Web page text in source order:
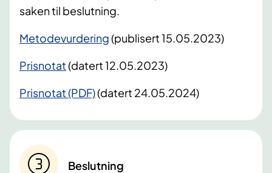
saken til beslutning.
Metodevurdering(publisert 15.05.2023)
Prisnotat(datert 12.05.2023)
Prisnotat (PDF)(datert 24.05.2024)
Beslutning